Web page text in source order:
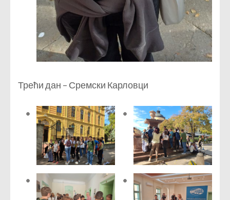
Трећи дан – Сремски Карловци